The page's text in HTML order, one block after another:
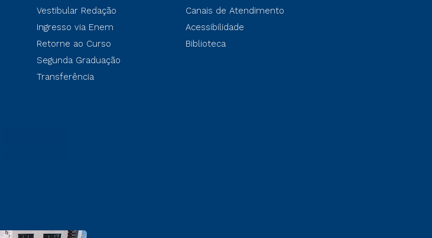
Vestibular Redação
Ingresso via Enem
Retorne ao Curso
Segunda Graduação
Transferência
Canais de Atendimento
Acessibilidade
Biblioteca